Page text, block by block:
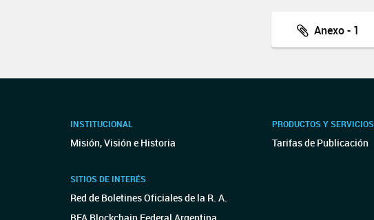
Anexo - 1
INSTITUCIONAL
Misión, Visión e Historia
SITIOS DE INTERÉS
Red de Boletines Oficiales de la R. A.
PRODUCTOS Y SERVICIOS
Tarifas de Publicación